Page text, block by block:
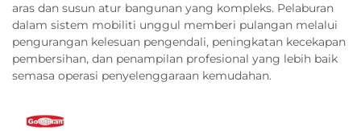
aras dan susun atur bangunan yang kompleks. Pelaburan
dalam sistem mobiliti unggul memberi pulangan melalui
pengurangan kelesuan pengendali, peningkatan kecekapan
pembersihan, dan penampilan profesional yang lebih baik
semasa operasi penyelenggaraan kemudahan.